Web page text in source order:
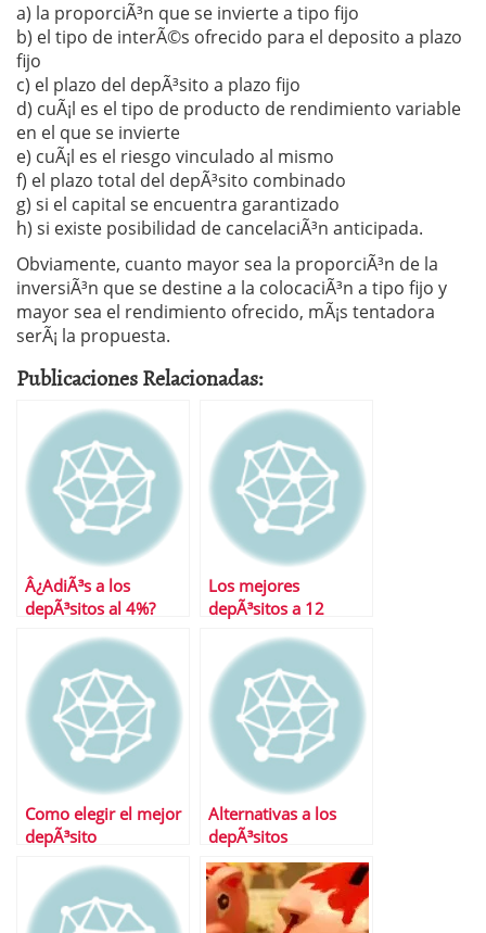
a) la proporciÃ³n que se invierte a tipo fijo
b) el tipo de interÃ©s ofrecido para el deposito a plazo
fijo
c) el plazo del depÃ³sito a plazo fijo
d) cuÃ¡l es el tipo de producto de rendimiento variable
en el que se invierte
e) cuÃ¡l es el riesgo vinculado al mismo
f) el plazo total del depÃ³sito combinado
g) si el capital se encuentra garantizado
h) si existe posibilidad de cancelaciÃ³n anticipada.
Obviamente, cuanto mayor sea la proporciÃ³n de la
inversiÃ³n que se destine a la colocaciÃ³n a tipo fijo y
mayor sea el rendimiento ofrecido, mÃ¡s tentadora
serÃ¡ la propuesta.
Publicaciones Relacionadas:
Â¿AdiÃ³s a los
depÃ³sitos al 4%?
Los mejores
depÃ³sitos a 12
Como elegir el mejor
depÃ³sito
Alternativas a los
depÃ³sitos
tradicionales